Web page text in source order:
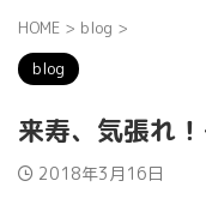
HOME > blog >
blog
来寿、気張れ
2018年3月16日